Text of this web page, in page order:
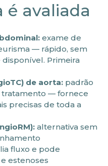
é avaliada
exame de
— rápido, sem
Primeira
de aorta: padrão
tratamento — fornece
precisas de toda a
alternativa sem
fluxo e pode
estenoses